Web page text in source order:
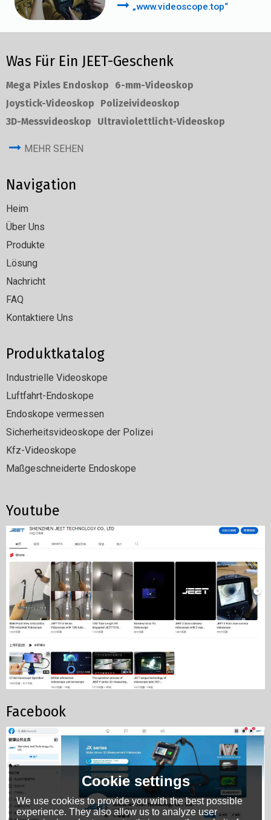
„www.videoscope.top“
Was Für Ein JEET-Geschenk
Mega Pixles Endoskop
6-mm-Videoskop
Joystick-Videoskop
Polizeivideoskop
3D-Messvideoskop
Ultraviolettlicht-Videoskop
MEHR SEHEN
Navigation
Heim
Über Uns
Produkte
Lösung
Nachricht
FAQ
Kontaktiere Uns
Produktkatalog
Industrielle Videoskope
Luftfahrt-Endoskope
Endoskope vermessen
Sicherheitsvideoskope der Polizei
Kfz-Videoskope
Maßgeschneiderte Endoskope
Youtube
Facebook
Cookie settings
We use cookies to provide you with the best possible
experience. They also allow us to analyze user